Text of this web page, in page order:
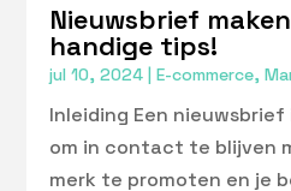
Nieuwsbrief
handige tips!
jul 10, 2024 |E-commerce,
Inleiding Een
om in contact te blijven
merk te promoten en je